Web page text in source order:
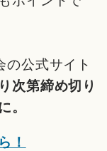
公式サイト
次第締め切り
。
！